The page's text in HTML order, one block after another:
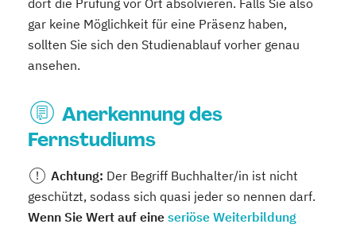
gar keine Möglichkeit für eine Präsenz haben,
sollten Sie sich den Studienablauf vorher genau
ansehen.
Anerkennung des
Fernstudiums
Achtung: Der Begriff Buchhalter/in ist nicht
geschützt, sodass sich quasi jeder so nennen darf.
Wenn Sie Wert auf eine seriöse Weiterbildung